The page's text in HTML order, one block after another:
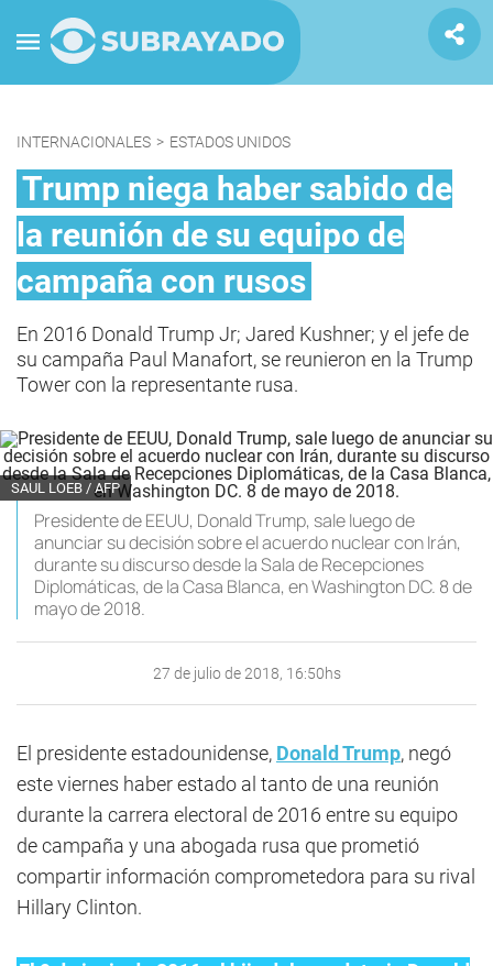
INTERNACIONALES > ESTADOS UNIDOS
Trump niega haber sabido de
la reunión de su equipo de
campaña con rusos
En 2016 Donald Trump Jr; Jared Kushner; y el jefe de
su campaña Paul Manafort, se reunieron en la Trump
Tower con la representante rusa.
SAUL LOEB / AFP
Presidente de EEUU, Donald Trump, sale luego de
anunciar su decisión sobre el acuerdo nuclear con Irán,
durante su discurso desde la Sala de Recepciones
Diplomáticas, de la Casa Blanca, en Washington DC. 8 de
mayo de 2018.
27 de julio de 2018, 16:50hs
El presidente estadounidense, Donald Trump, negó
este viernes haber estado al tanto de una reunión
durante la carrera electoral de 2016 entre su equipo
de campaña y una abogada rusa que prometió
compartir información comprometedora para su rival
Hillary Clinton.